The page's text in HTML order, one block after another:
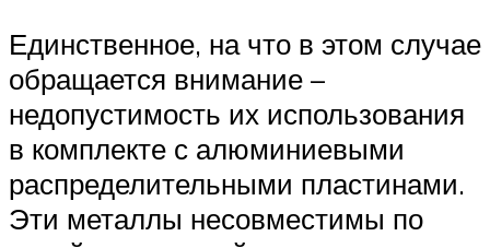
Единственное, на что в этом случае
обращается внимание –
недопустимость их использования
в комплекте с алюминиевыми
распределительными пластинами.
Эти металлы несовместимы по